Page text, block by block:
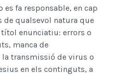
es fa responsable, en cap
de qualsevol natura que
enunciatiu: errors o
manca de
transmissió de virus o
en els continguts, a